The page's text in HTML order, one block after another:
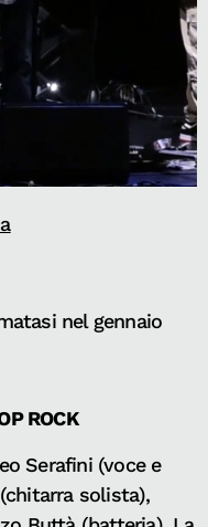
nel gennaio
ROCK
Serafini (voce e
solista),